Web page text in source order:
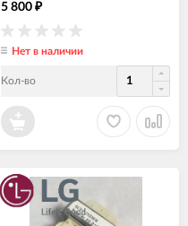
5 800 ₽
Нет в наличии
Кол-во